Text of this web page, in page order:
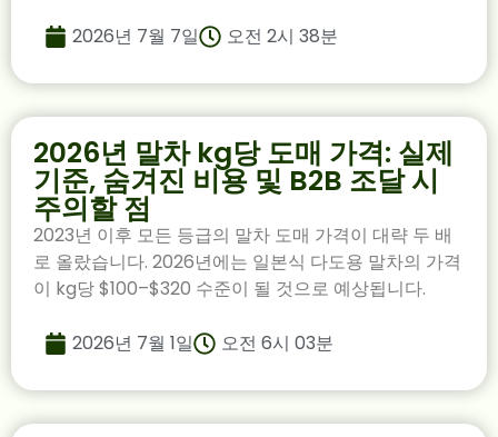
2026년 7월 7일 오전 2시 38분
2026년 말차 kg당 도매 가격: 실제
기준, 숨겨진 비용 및 B2B 조달 시
주의할 점
2023년 이후 모든 등급의 말차 도매 가격이 대략 두 배
로 올랐습니다. 2026년에는 일본식 다도용 말차의 가격
이 kg당 $100–$320 수준이 될 것으로 예상됩니다.
2026년 7월 1일 오전 6시 03분